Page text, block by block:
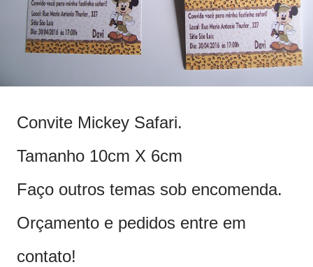
Convite Mickey Safari.
Tamanho 10cm X 6cm
Faço outros temas sob encomenda.
Orçamento e pedidos entre em
contato!